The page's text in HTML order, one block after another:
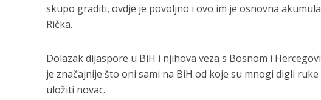
skupo graditi, ovdje je povoljno i ovo im je osnovna
Rička.
Dolazak dijaspore u BiH i njihova veza s Bosnom i
je značajnije što oni sami na BiH od koje su mnogi digli
uložiti novac.